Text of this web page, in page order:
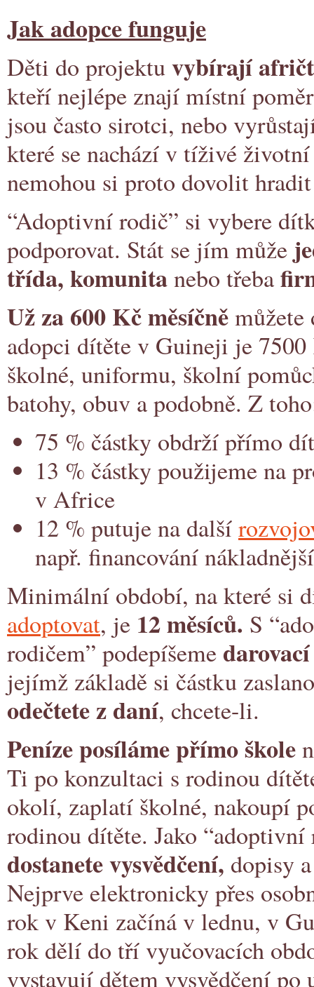
Jak adopce funguje
Děti do projektuvybírají
kteří nejlépe znají místní
jsou často sirotci, nebo
které se nachází v tíživé
nemohou si proto dovolit
“Adoptivní rodič” si vybere
podporovat. Stát se jím může
třída, komunitanebo třeba
Už za 600 Kč měsíčně
adopci dítěte v Guineji je
školné, uniformu, školní
batohy, obuv a podobně. Z
75 % částky obdrží přímo
13 % částky použijeme na
v Africe
12 % putuje na další
např. financování
Minimální období, na které si
adoptovat, je 12 měsíců. S
rodičem” podepíšeme
jejímž základě si částku
odečtete z daní, chcete-li.
Peníze posílámepřímo škole
Ti po konzultaci s rodinou
okolí, zaplatí školné, nakoupí
rodinou dítěte. Jako
dostanete vysvědčení, dopisy
Nejprve elektronicky přes
rok v Keni začíná v lednu, v
rok dělí do tří vyučovacích
vystavují dětem vysvědčení po